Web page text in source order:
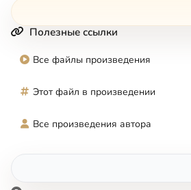
Полезные ссылки
Все файлы произведения
Этот файл в произведении
Все произведения автора